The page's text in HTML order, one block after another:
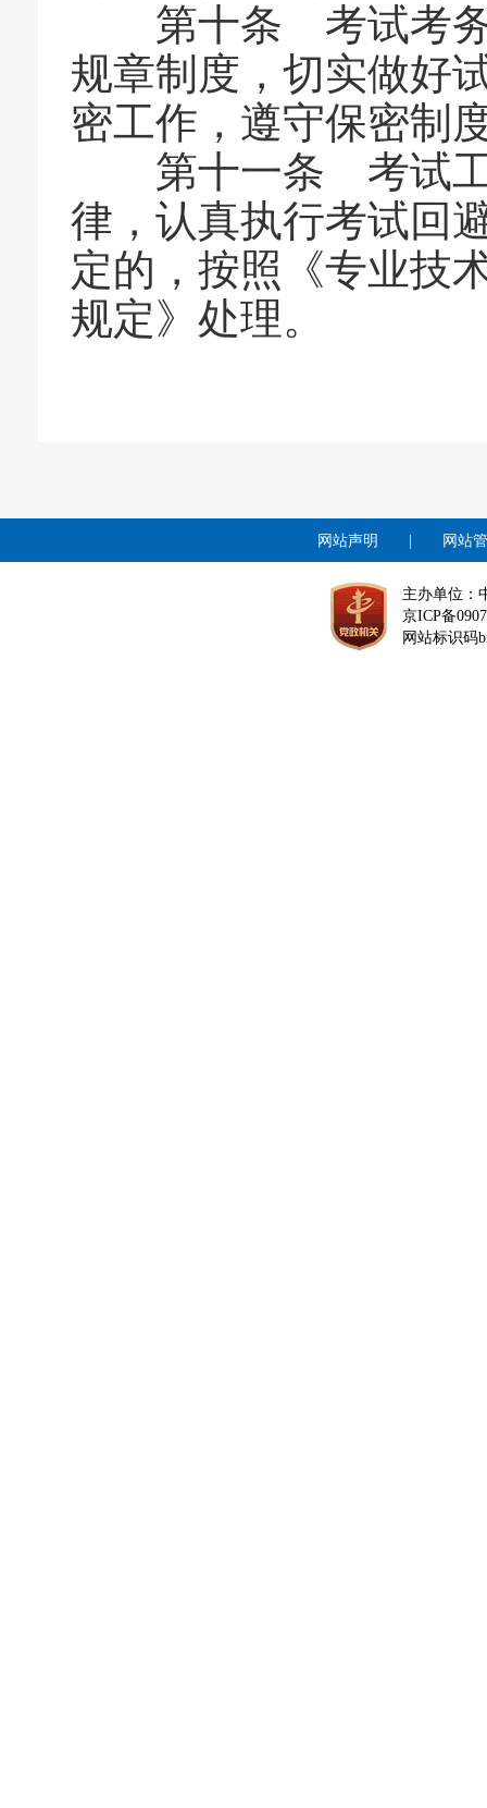
第十条 考试考务
规章制度，切实做好
密工作，遵守保密制
第十一条 考试工
律，认真执行考试回
定的，按照《专业技
规定》处理。
网站声明 网站
主办单位：
京ICP备
网站标识码